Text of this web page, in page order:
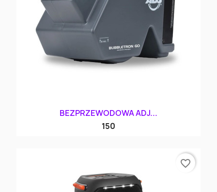
BEZPRZEWODOWA ADJ...
150
favorite_border